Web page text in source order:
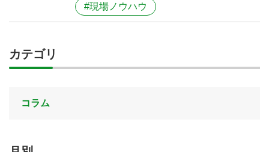
#現場ノウハウ
カテゴリ
コラム